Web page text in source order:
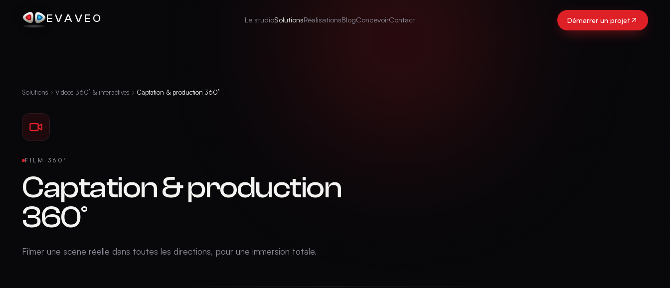
EVAVEO Le studioSolutionsRéalisationsBlogConcevoirContact Démarrer un projet
Solutions Vidéos 360° & interactives Captation & production 360°
FILM 360°
Captation & production
360°
Filmer une scène réelle dans toutes les directions, pour une immersion totale.